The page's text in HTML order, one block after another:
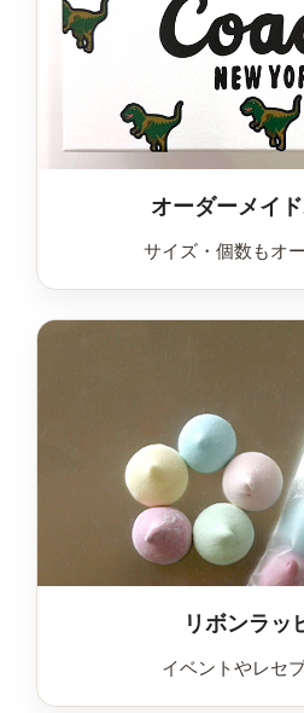
オーダーメイ
サイズ・個数もオ
リボンラッ
イベントやレセ